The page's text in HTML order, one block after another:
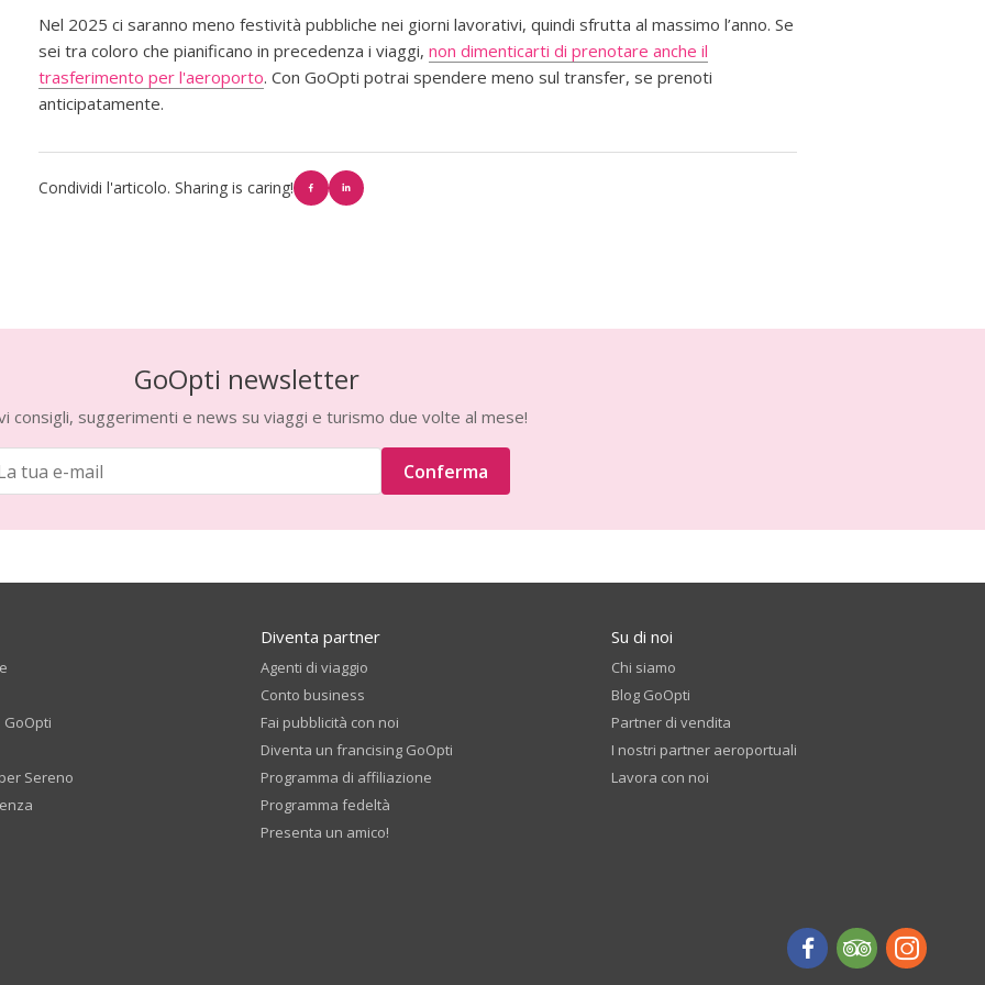
Nel 2025 ci saranno meno festività pubbliche nei giorni lavorativi, quindi sfrutta al massimo l’anno. Se
sei tra coloro che pianificano in precedenza i viaggi, non dimenticarti di prenotare anche il
trasferimento per l'aeroporto. Con GoOpti potrai spendere meno sul transfer, se prenoti
anticipatamente.
Condividi l'articolo. Sharing is caring!
GoOpti newsletter
consigli, suggerimenti e news su viaggi e turismo due volte al mese!
Conferma
Sereno
Diventa partner
Agenti di viaggio
Conto business
Fai pubblicità con noi
Diventa un francising GoOpti
Programma di affiliazione
Programma fedeltà
Presenta un amico!
Su di noi
Chi siamo
Blog GoOpti
Partner di vendita
I nostri partner aeroportuali
Lavora con noi